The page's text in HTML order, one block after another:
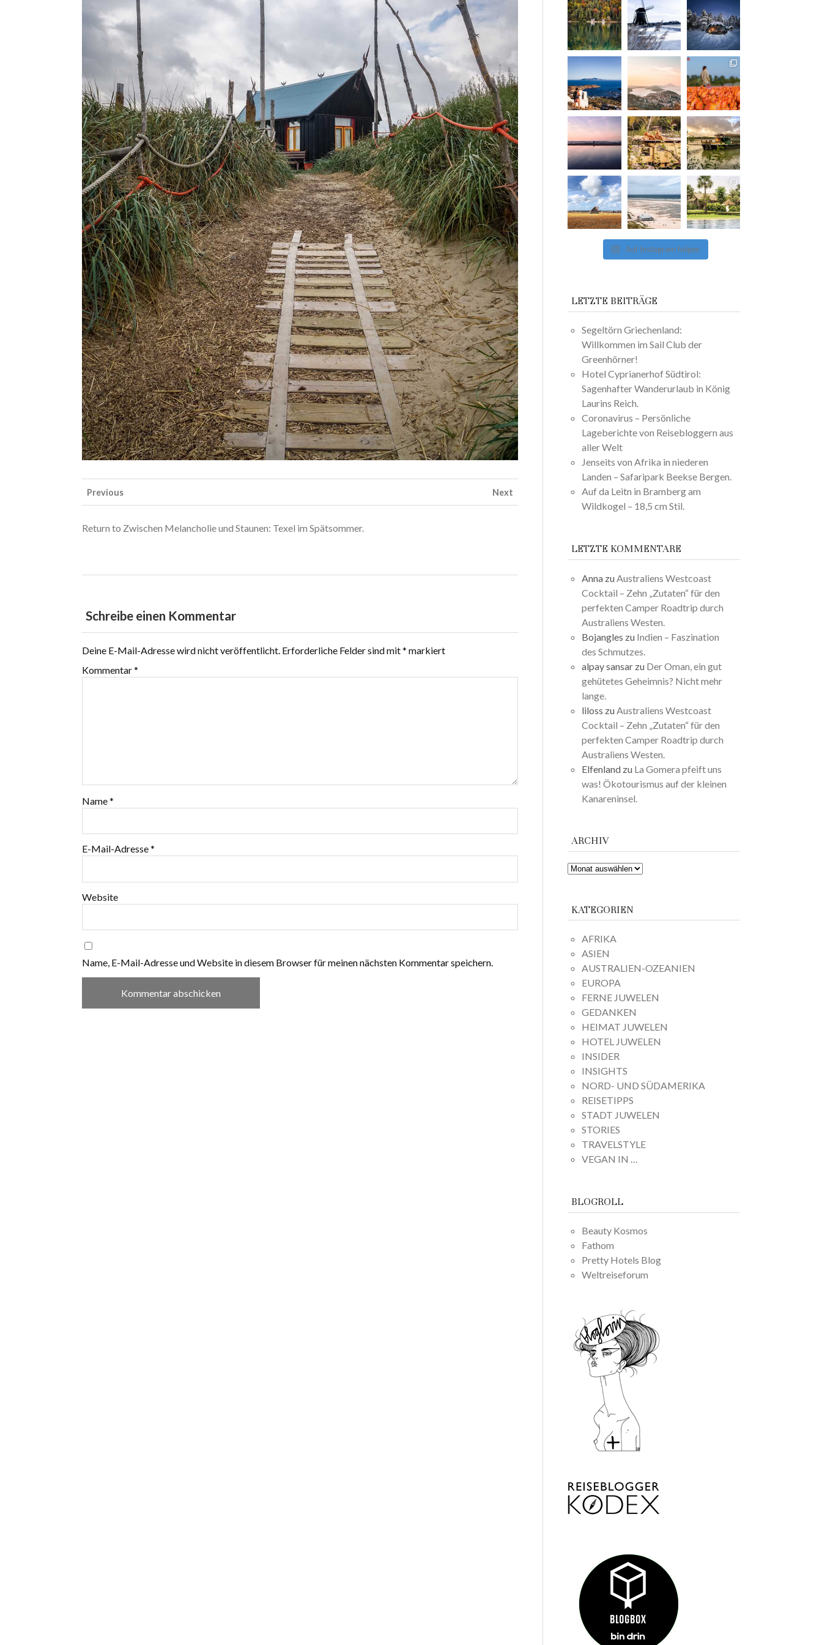
Previous Next
Return to Zwischen Melancholie und Staunen: Texel im Spätsommer.
Schreibe einen Kommentar
Deine E-Mail-Adresse wird nicht veröffentlicht. Erforderliche Felder sind mit* markiert
Kommentar*
Name*
E-Mail-Adresse*
Website
Name, E-Mail-Adresse und Website in diesem Browser für meinen nächsten Kommentar speichern.
Auf Instagram folgen
LETZTE BEITRÄGE
Segeltörn Griechenland:
Willkommen im Sail Club der
Greenhörner!
Hotel Cyprianerhof Südtirol:
Sagenhafter Wanderurlaub in König
Laurins Reich.
Coronavirus – Persönliche
Lageberichte von Reisebloggern aus
aller Welt
Jenseits von Afrika in niederen
Landen – Safaripark Beekse Bergen.
Auf da Leitn in Bramberg am
Wildkogel – 18,5 cm Stil.
LETZTE KOMMENTARE
Anna zu Australiens Westcoast
Cocktail – Zehn „Zutaten“ für den
perfekten Camper Roadtrip durch
Australiens Westen.
Bojangles zu Indien – Faszination
des Schmutzes.
alpay sansar zu Der Oman, ein gut
gehütetes Geheimnis? Nicht mehr
lange.
liloss zu Australiens Westcoast
Cocktail – Zehn „Zutaten“ für den
perfekten Camper Roadtrip durch
Australiens Westen.
Elfenland zu La Gomera pfeift uns
was! Ökotourismus auf der kleinen
Kanareninsel.
ARCHIV
ARCHIV
KATEGORIEN
AFRIKA
ASIEN
AUSTRALIEN-OZEANIEN
EUROPA
FERNE JUWELEN
GEDANKEN
HEIMAT JUWELEN
HOTEL JUWELEN
INSIDER
INSIGHTS
NORD- UND SÜDAMERIKA
REISETIPPS
STADT JUWELEN
STORIES
TRAVELSTYLE
VEGAN IN …
BLOGROLL
Beauty Kosmos
Fathom
Pretty Hotels Blog
Weltreiseforum